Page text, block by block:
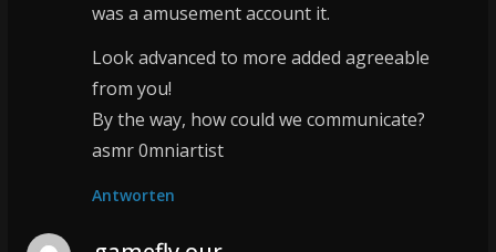
was a amusement account it.
Look advanced to more added agreeable
from you!
By the way, how could we communicate?
asmr 0mniartist
Antworten